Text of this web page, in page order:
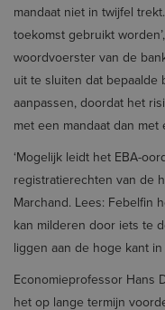
mandaat niet in twijfel
toekomst gebruikt
woordvoerster van de
uit te sluiten dat bepaalde
aanpassen, doordat het
met een mandaat dan met
‘Mogelijk leidt het EBA-
registratierechten van de
Marchand. Lees: Febelfin
kan milderen door iets te
liggen aan de hoge kant
Economieprofessor Hans
het op lange termijn